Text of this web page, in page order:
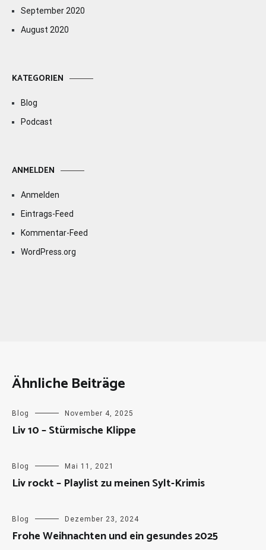
September 2020
August 2020
KATEGORIEN
Blog
Podcast
ANMELDEN
Anmelden
Eintrags-Feed
Kommentar-Feed
WordPress.org
Ähnliche Beiträge
Blog November 4, 2025
Liv 10 – Stürmische Klippe
Blog Mai 11, 2021
Liv rockt – Playlist zu meinen Sylt-Krimis
Blog Dezember 23, 2024
Frohe Weihnachten und ein gesundes 2025